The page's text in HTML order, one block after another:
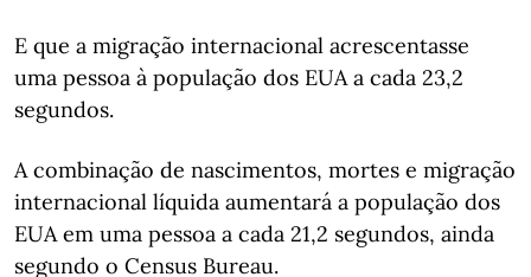
E que a migração internacional acrescentasse
uma pessoa à população dos EUA a cada 23,2
segundos.
A combinação de nascimentos, mortes e migração
internacional líquida aumentará a população dos
EUA em uma pessoa a cada 21,2 segundos, ainda
segundo o Census Bureau.